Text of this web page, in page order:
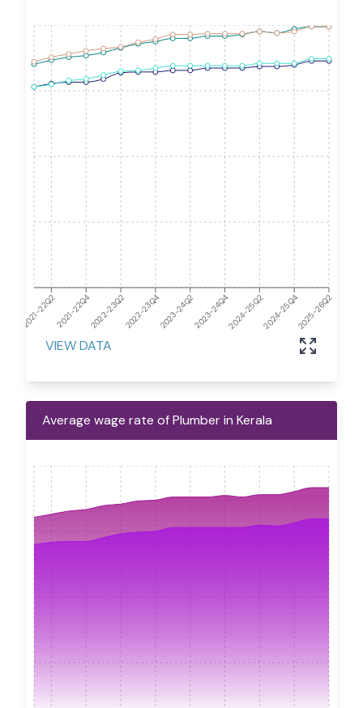
2021-22Q22021-22Q42022-23Q22022-23Q42023-24Q22023-24Q42024-25Q22024-25Q42025-26Q2
VIEW DATA
Average wage rate of Plumber in Kerala